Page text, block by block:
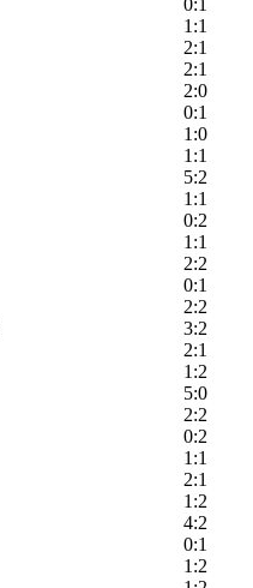
0:1
1:1
2:1
2:1
2:0
0:1
1:0
1:1
5:2
1:1
0:2
1:1
2:2
0:1
2:2
3:2
2:1
1:2
5:0
2:2
0:2
1:1
2:1
1:2
4:2
0:1
1:2